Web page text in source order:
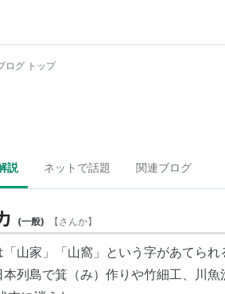
ログ トップ
説 ネットで話題 関連ブログ
(一般) 【さんか】
山家」「山窩」という字があてられ
列島で箕（み）作りや竹細工、川魚